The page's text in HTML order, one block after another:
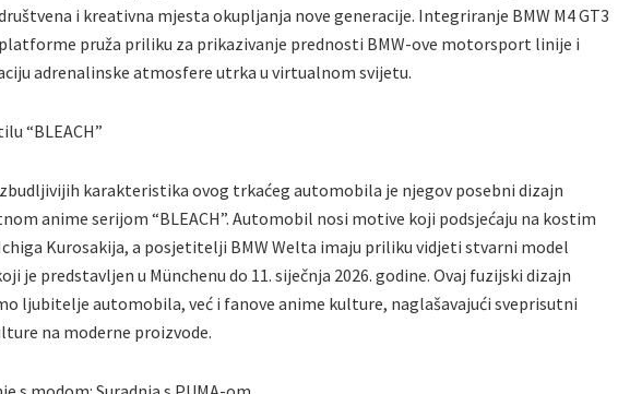
i kreativna mjesta okupljanja nove generacije. Integriranje BMW M4 GT3
platforme pruža priliku za prikazivanje prednosti BMW-ove motorsport linije i
adrenalinske atmosfere utrka u virtualnom svijetu.
“BLEACH”
karakteristika ovog trkaćeg automobila je njegov posebni dizajn
anime serijom “BLEACH”. Automobil nosi motive koji podsjećaju na kostim
Kurosakija, a posjetitelji BMW Welta imaju priliku vidjeti stvarni model
je predstavljen u Münchenu do 11. siječnja 2026. godine. Ovaj fuzijski dizajn
ljubitelje automobila, već i fanove anime kulture, naglašavajući sveprisutni
na moderne proizvode.